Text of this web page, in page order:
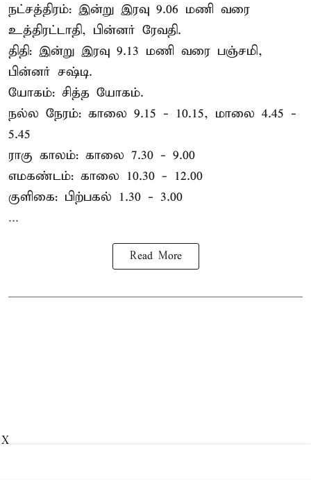
நட்சத்திரம்: இன்று இரவு 9.06 மணி வரை
உத்திரட்டாதி, பின்னர் ரேவதி.
திதி: இன்று இரவு 9.13 மணி வரை பஞ்சமி,
பின்னர் சஷ்டி.
யோகம்: சித்த யோகம்.
நல்ல நேரம்: காலை 9.15 - 10.15, மாலை 4.45 -
5.45
ராகு காலம்: காலை 7.30 - 9.00
எமகண்டம்: காலை 10.30 - 12.00
குளிகை: பிற்பகல் 1.30 - 3.00
...
Read More
X